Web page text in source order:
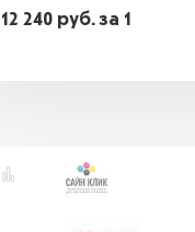
12 240 руб.за 1